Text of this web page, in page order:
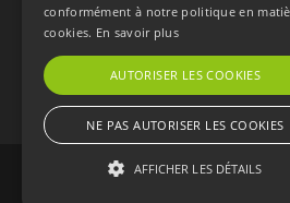
S'INSCRIRE
©Cosearching.brussels •
conformément à notre politique en
cookies. En savoir plus
AUTORISER LES COOKIES
NE PAS AUTORISER LES COOKIES
AFFICHER LES DÉTAILS